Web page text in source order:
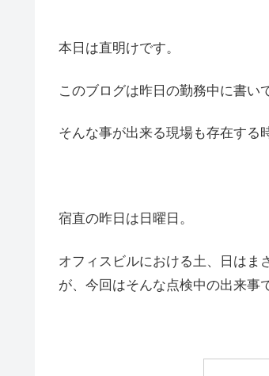
本日は直明けです。
このブログは昨日の勤務中に書い
そんな事が出来る現場も存在する
宿直の昨日は日曜日。
オフィスビルにおける土、日はま
が、今回はそんな点検中の出来事